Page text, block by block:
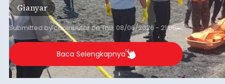
Gianyar
Submitted bycontributoronThu, 08/06/2026 - 21:06
Baca Selengkapnya